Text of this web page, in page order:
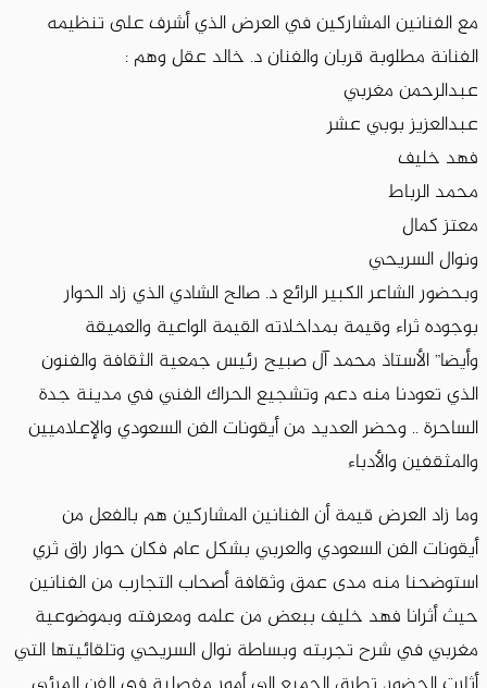
مع الفنانين المشاركين في العرض الذي أشرف على تنظيمه
الفنانة مطلوبة قربان والفنان د. خالد عقل وهم :
عبدالرحمن مغربي
عبدالعزيز بوبي عشر
فهد خليف
محمد الرباط
معتز كمال
ونوال السريحي
وبحضور الشاعر الكبير الرائع د. صالح الشادي الذي زاد الحوار
بوجوده ثراء وقيمة بمداخلاته القيمة الواعية والعميقة
وأيضا” الأستاذ محمد آل صبيح رئيس جمعية الثقافة والفنون
الذي تعودنا منه دعم وتشجيع الحراك الفني في مدينة جدة
الساحرة .. وحضر العديد من أيقونات الفن السعودي والإعلاميين
والمثقفين والأدباء
وما زاد العرض قيمة أن الفنانين المشاركين هم بالفعل من
أيقونات الفن السعودي والعربي بشكل عام فكان حوار راق ثري
استوضحنا منه مدى عمق وثقافة أصحاب التجارب من الفنانين
حيث أثرانا فهد خليف ببعض من علمه ومعرفته وبموضوعية
مغربي في شرح تجربته وبساطة نوال السريحي وتلقائيتها التي